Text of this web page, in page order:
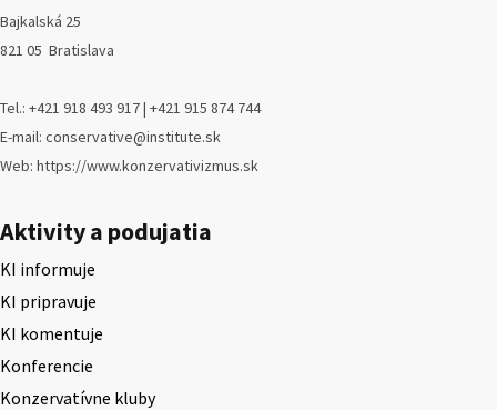
Bajkalská 25
821 05 Bratislava
Tel.: +421 918 493 917 | +421 915 874 744
E-mail: conservative@institute.sk
Web: https://www.konzervativizmus.sk
Aktivity a podujatia
KI informuje
KI pripravuje
KI komentuje
Konferencie
Konzervatívne kluby